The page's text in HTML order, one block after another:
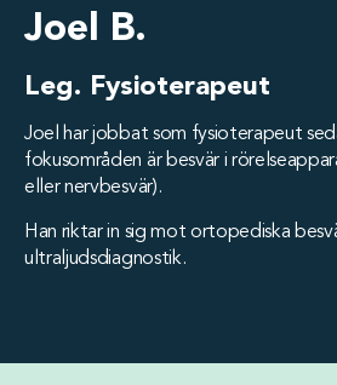
Joel B.
Leg. Fysioterapeut
Joel har jobbat som fysioterapeut
fokusområden är besvär i
eller nervbesvär).
Han riktar in sig mot ortopediska
ultraljudsdiagnostik.